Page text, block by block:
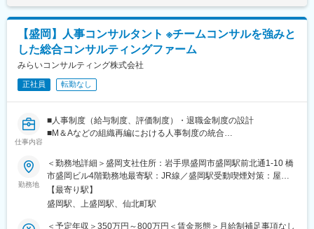
し、あらゆる角度から的確なアドバイスを行いながら、最適な承
継プランを作成します。
その他、決算支援、財務顧問、組織再編、M&A業務にも携わって
いただくことができます。
■魅力ポイント：
・「圧倒的なお客さま志向」「当事者意識」「成長志向」…自己
実現の中に社会貢献の要素が多い人材が集結。
・「生涯顧客（お客さま）」「チームコンサルティング」「実
行・実現支援」…お客さまの「計画立案ではなく、成功実現」の
じたチームを結成します。お客さまの期待を超える付加価値を提
供し続けることで、共創パートナーとなることを目指していま
す。
・スタッフ全員が「全体最適」の視点を持って仕事を行うため、
考を通じて上下する可能性があります。月給(月額)は固定手当を含
めた表記です。
【盛岡】人事コンサルタント ※チームコンサルを強みと
した総合コンサルティングファーム
みらいコンサルティング株式会社
正社員 転勤なし
仕事内容
■人事制度（給与制度、評価制度）・退職金制度の設計
■M＆Aなどの組織再編における人事制度の統合
■人事関連したセミナー・執筆業務
■その他、人事施策全般に関するアドバイス
＜魅力ポイント＞
・「圧倒的なお客さま志向」「当事者意識」「成長志向」…自己
実現の中に社会貢献の要素が多い人材が集結。
勤務地
＜勤務地詳細＞盛岡支社住所：岩手県盛岡市盛岡駅前北通1-10 橋
市盛岡ビル4階勤務地最寄駅：JR線／盛岡駅受動喫煙対策：屋内
全面禁煙変更の範囲：会社の定める事業所
【最寄り駅】
盛岡駅、上盛岡駅、仙北町駅
＜予定年収＞350万円～800万円＜賃金形態＞月給制補足事項なし